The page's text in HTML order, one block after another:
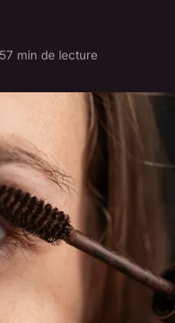
7 min de lecture